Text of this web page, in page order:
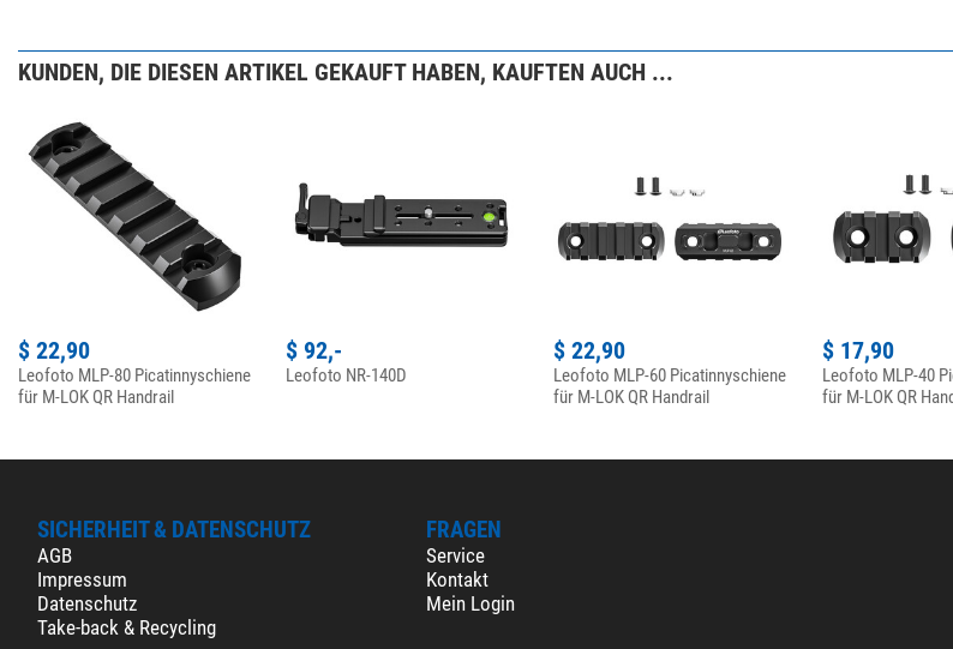
KUNDEN, DIE DIESEN ARTIKEL GEKAUFT HABEN, KAUFTEN AUCH ...
$ 22,90
Leofoto MLP-80 Picatinnyschiene
für M-LOK QR Handrail
$ 92,-
Leofoto NR-140D
$ 22,90
Leofoto MLP-60 Picatinnyschiene
für M-LOK QR Handrail
$ 17,90
Leofoto MLP-40
für M-LOK QR
SICHERHEIT & DATENSCHUTZ
AGB
Impressum
Datenschutz
Take-back & Recycling
FRAGEN
Service
Kontakt
Mein Login